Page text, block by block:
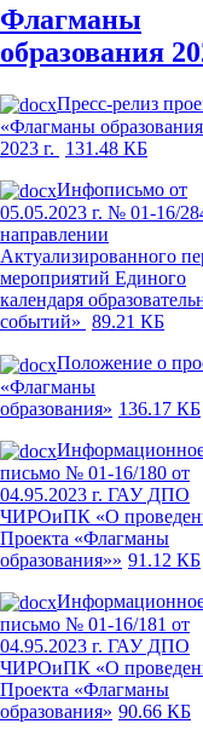
Флагманы
образования
Пресс-релиз
«Флагманы
2023 г.
131.48 КБ
Инфописьмо от
05.05.2023 г. № 01-16/
направлении
Актуализированного
мероприятий Единого
календаря
событий» 89.21 КБ
Положение о
«Флагманы
образования» 136.17 КБ
письмо № 01-16/180 от
04.95.2023 г. ГАУ ДПО
ЧИРОиПК «О
Проекта «Флагманы
образования»» 91.12 КБ
письмо № 01-16/181 от
04.95.2023 г. ГАУ ДПО
ЧИРОиПК «О
Проекта «Флагманы
образования» 90.66 КБ